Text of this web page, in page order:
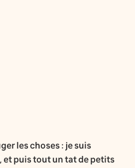
les choses : je suis
et puis tout un tat de petits